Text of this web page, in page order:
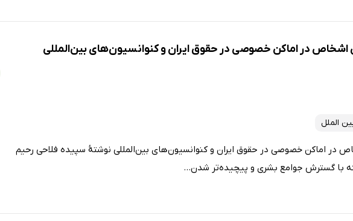
در اماکن خصوصی در حقوق ایران و کنوانسیون‌های بین‌المللی
الملل
اماکن خصوصی در حقوق ایران و کنوانسیون‌های بین‌المللی نوشتۀ سپیده فلاحی رحیم
با گسترش جوامع بشری و پیچیده‌تر شدن...